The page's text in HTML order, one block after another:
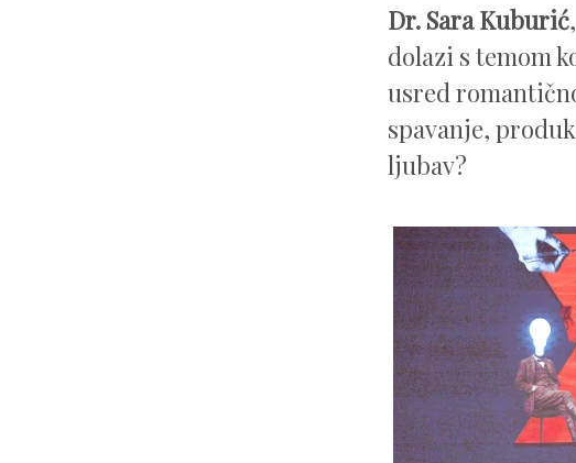
Dr. Sara Kuburić
dolazi s temom
usred
spavanje,
ljubav?